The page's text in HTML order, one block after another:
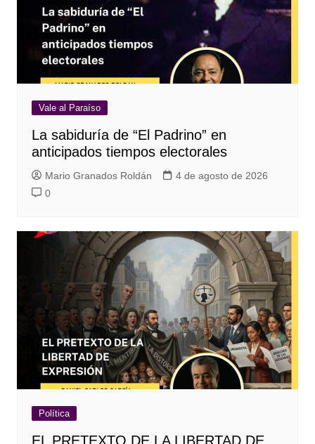
Vale al Paraíso
La sabiduría de “El Padrino” en
anticipados tiempos electorales
Mario Granados Roldán
4 de agosto de 2026
0
Política
EL PRETEXTO DE LA LIBERTAD DE